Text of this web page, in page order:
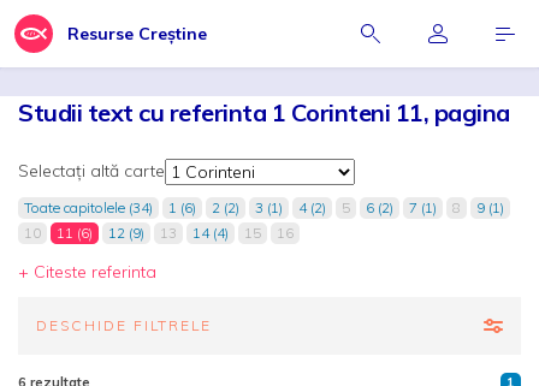
Resurse Creștine
Studii text cu referinta 1 Corinteni 11, pagina
Selectați altă carte
Toate capitolele (34) 1 (6) 2 (2) 3 (1) 4 (2) 5 6 (2) 7 (1) 8
9 (1)
10
11 (6) 12 (9) 13 14 (4) 15 16
+ Citeste referinta
DESCHIDE FILTRELE
6 rezultate 1